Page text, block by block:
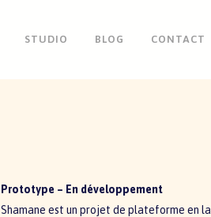
STUDIO BLOG CONTACT
Prototype – En développement
Shamane est un projet de plateforme en